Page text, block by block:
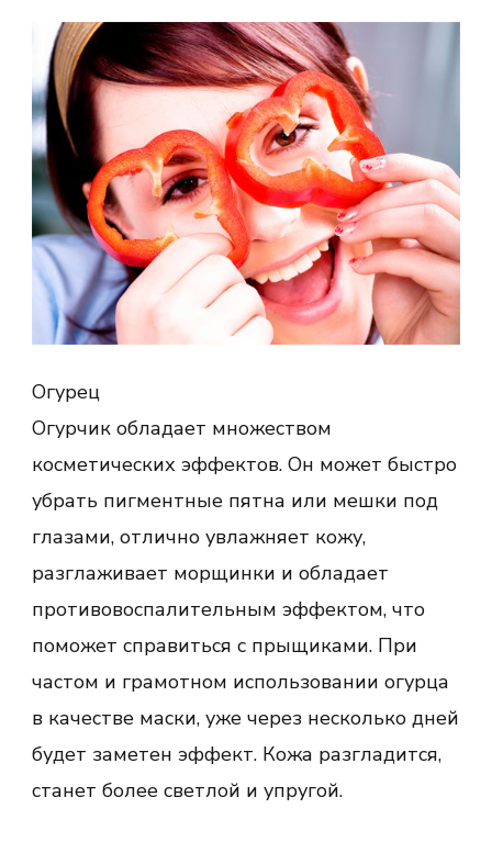
Огурец
Огурчик обладает множеством
косметических эффектов. Он может быстро
убрать пигментные пятна или мешки под
глазами, отлично увлажняет кожу,
разглаживает морщинки и обладает
противовоспалительным эффектом, что
поможет справиться с прыщиками. При
частом и грамотном использовании огурца
в качестве маски, уже через несколько дней
будет заметен эффект. Кожа разгладится,
станет более светлой и упругой.